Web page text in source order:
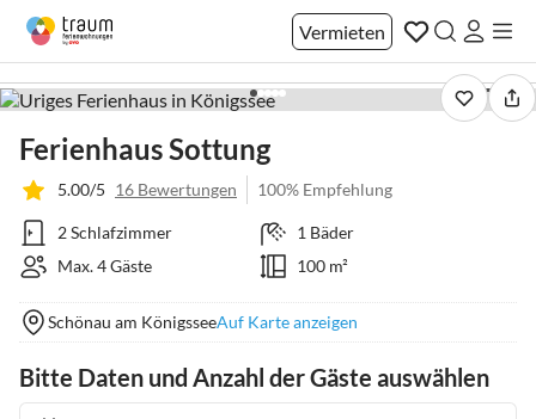
Vermieten
1 / 22
Ferienhaus Sottung
5.00/5 16 Bewertungen 100% Empfehlung
2 Schlafzimmer
1 Bäder
Max. 4 Gäste
100 m²
Schönau am KönigsseeAuf Karte anzeigen
Bitte Daten und Anzahl der Gäste auswählen